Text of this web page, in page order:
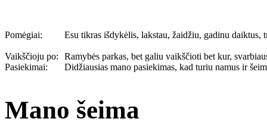
Pomėgiai: Esu tikras išdykėlis, lakstau, žaidžiu, gadinu daiktus,
Vaikščioju po:
Ramybės parkas, bet galiu vaikščioti bet kur,
Pasiekimai:
Didžiausias mano pasiekimas, kad turiu namus ir
Mano šeima